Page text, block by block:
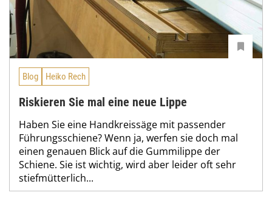
Blog Heiko Rech
Riskieren Sie mal eine neue Lippe
Haben Sie eine Handkreissäge mit passender
Führungsschiene? Wenn ja, werfen sie doch mal
einen genauen Blick auf die Gummilippe der
Schiene. Sie ist wichtig, wird aber leider oft sehr
stiefmütterlich...